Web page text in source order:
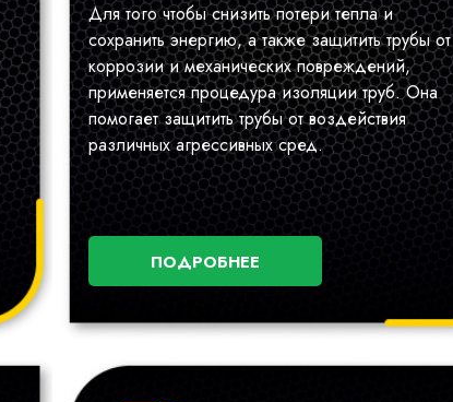
Для того чтобы снизить потери тепла и
сохранить энергию, а также защитить трубы от
коррозии и механических повреждений,
применяется процедура изоляции труб. Она
помогает защитить трубы от воздействия
различных агрессивных сред.
ПОДРОБНЕЕ